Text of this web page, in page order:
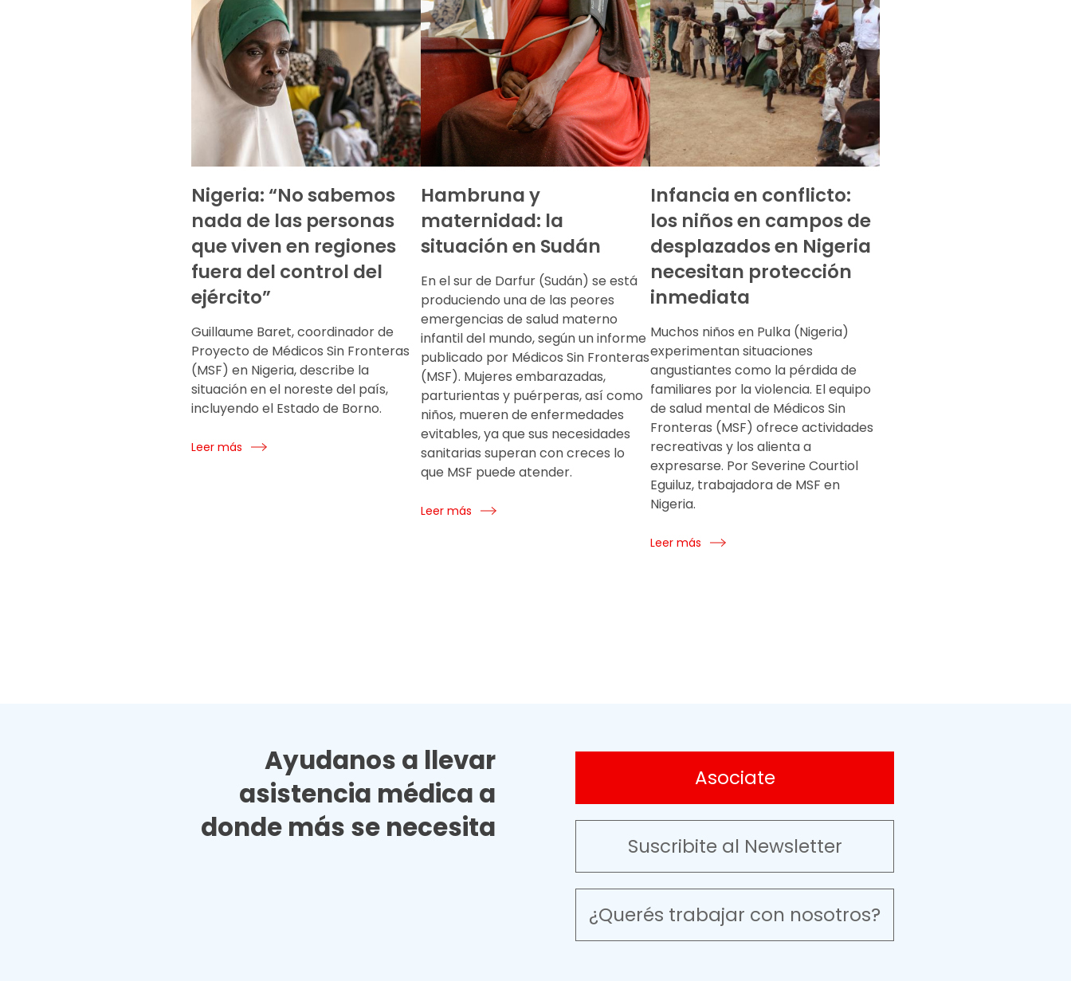
Nigeria: “No sabemos
nada de las personas
que viven en regiones
fuera del control del
ejército”
Guillaume Baret, coordinador de
Proyecto de Médicos Sin Fronteras
(MSF) en Nigeria, describe la
situación en el noreste del país,
incluyendo el Estado de Borno.
Leer más
Hambruna y
maternidad: la
situación en Sudán
En el sur de Darfur (Sudán) se está
produciendo una de las peores
emergencias de salud materno
infantil del mundo, según un informe
publicado por Médicos Sin Fronteras
(MSF). Mujeres embarazadas,
parturientas y puérperas, así como
niños, mueren de enfermedades
evitables, ya que sus necesidades
sanitarias superan con creces lo
que MSF puede atender.
Leer más
Infancia en conflicto:
los niños en campos de
desplazados en Nigeria
necesitan protección
inmediata
Muchos niños en Pulka (Nigeria)
experimentan situaciones
angustiantes como la pérdida de
familiares por la violencia. El equipo
de salud mental de Médicos Sin
Fronteras (MSF) ofrece actividades
recreativas y los alienta a
expresarse. Por Severine Courtiol
Eguiluz, trabajadora de MSF en
Nigeria.
Leer más
Ayudanos a llevar
asistencia médica a
donde más se necesita
Asociate
Suscribite al Newsletter
¿Querés trabajar con nosotros?